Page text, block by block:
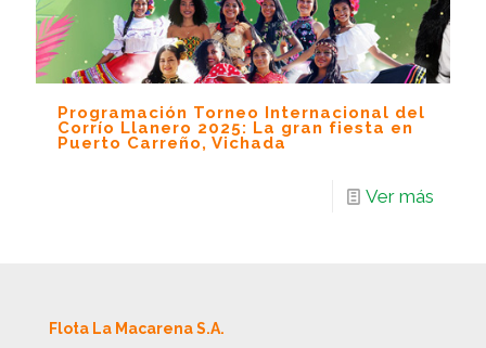
Programación Torneo Internacional del
Corrío Llanero 2025: La gran fiesta en
Puerto Carreño, Vichada
Ver más
Flota La Macarena S.A.